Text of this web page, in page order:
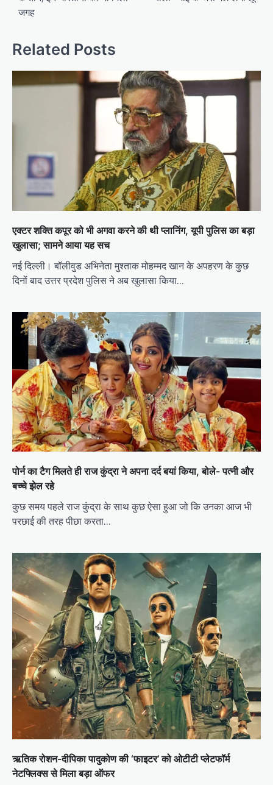
जगह
Related Posts
एक्टर शक्ति कपूर को भी अगवा करने की थी प्लानिंग, यूपी पुलिस का बड़ा
खुलासा; सामने आया यह सच
नई दिल्ली। बॉलीवुड अभिनेता मुश्ताक मोहम्मद खान के अपहरण के कुछ
दिनों बाद उत्तर प्रदेश पुलिस ने अब खुलासा किया…
पोर्न का टैग मिलते ही राज कुंद्रा ने अपना दर्द बयां किया, बोले- पत्नी और
बच्चे झेल रहे
कुछ समय पहले राज कुंद्रा के साथ कुछ ऐसा हुआ जो कि उनका आज भी
परछाई की तरह पीछा करता…
ऋतिक रोशन-दीपिका पादुकोण की ‘फाइटर’ को ओटीटी प्लेटफॉर्म
नेटफ्लिक्स से मिला बड़ा ऑफर